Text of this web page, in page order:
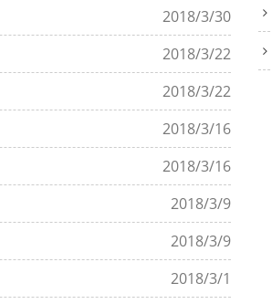
2018/3/30
2018/3/22
2018/3/22
2018/3/16
2018/3/16
2018/3/9
2018/3/9
2018/3/1